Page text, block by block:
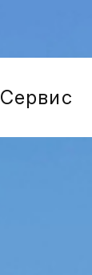
Сервис